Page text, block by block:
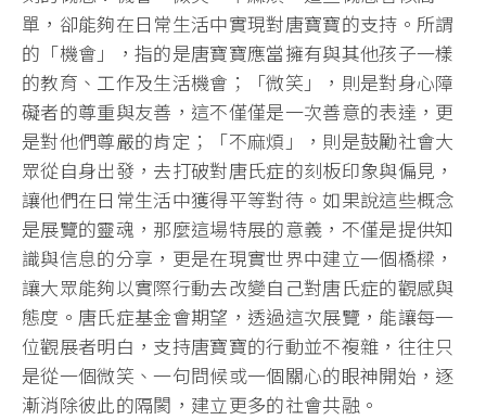
單，卻能夠在日常生活中實現對唐寶寶的支持。所謂
的「機會」，指的是唐寶寶應當擁有與其他孩子一樣
的教育、工作及生活機會；「微笑」，則是對身心障
礙者的尊重與友善，這不僅僅是一次善意的表達，更
是對他們尊嚴的肯定；「不麻煩」，則是鼓勵社會大
眾從自身出發，去打破對唐氏症的刻板印象與偏見，
讓他們在日常生活中獲得平等對待。如果說這些概念
是展覽的靈魂，那麼這場特展的意義，不僅是提供知
識與信息的分享，更是在現實世界中建立一個橋樑，
讓大眾能夠以實際行動去改變自己對唐氏症的觀感與
態度。唐氏症基金會期望，透過這次展覽，能讓每一
位觀展者明白，支持唐寶寶的行動並不複雜，往往只
是從一個微笑、一句問候或一個關心的眼神開始，逐
漸消除彼此的隔閡，建立更多的社會共融。